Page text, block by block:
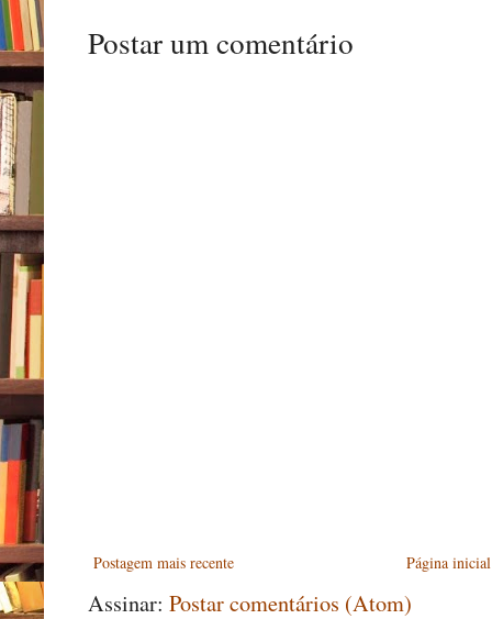
Postar um comentário
Postagem mais recente Página inicial
Assinar: Postar comentários (Atom)